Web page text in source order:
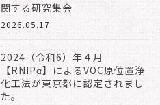
関する研究集会
2026.05.17
2024（令和6）年４月
【RNIPα】によるVOC原位置浄
化工法が東京都に認定されまし
た。